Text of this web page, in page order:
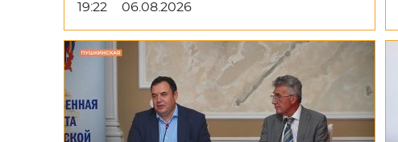
19:22 06.08.2026